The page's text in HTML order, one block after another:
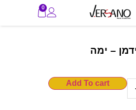
0
– ימה
Add To cart